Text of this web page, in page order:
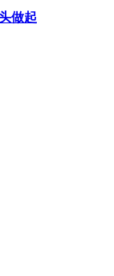
做起